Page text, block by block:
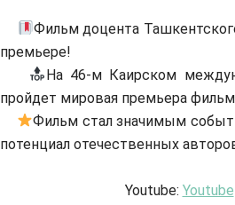
Фильм доцента
премьере!
На 46-м Каирском
пройдет мировая премьера
Фильм стал значимым
потенциал отечественных
Youtube: Youtube